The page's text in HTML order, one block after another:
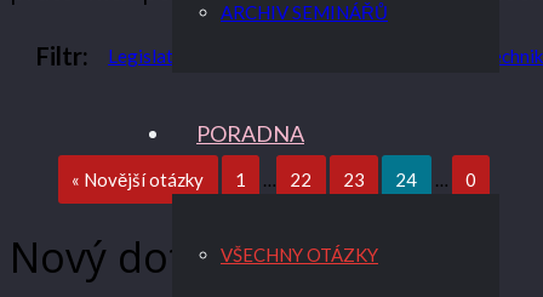
ARCHIV SEMINÁŘŮ
PORADNA
VŠECHNY OTÁZKY
Filtr: Legislativa a rozúčtování Měřidla, indikátory a
« Novější otázky 1 … 22 23 24 … 0
Nový dotaz